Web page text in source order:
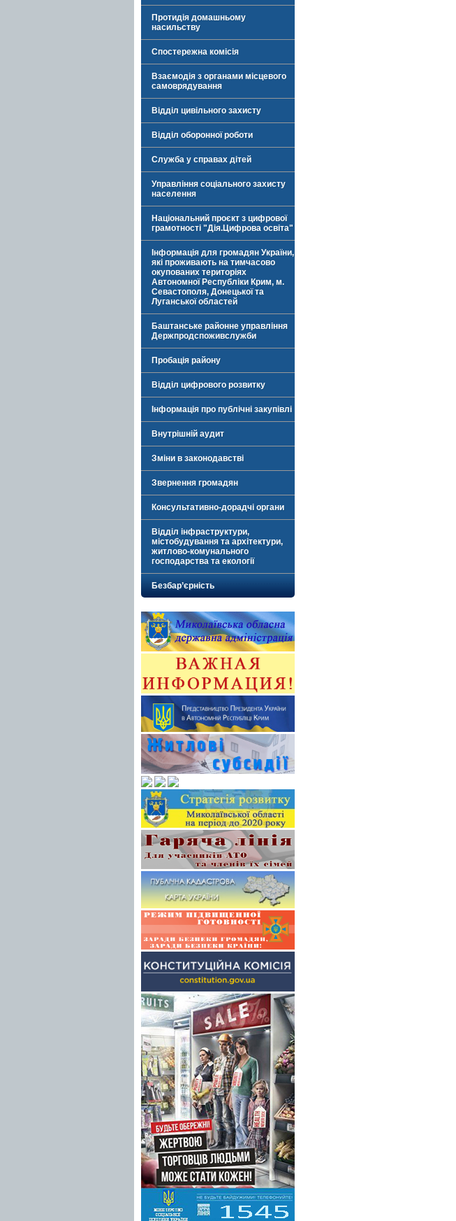
Протидія домашньому
насильству
Спостережна комісія
Взаємодія з органами місцевого
самоврядування
Відділ цивільного захисту
Відділ оборонної роботи
Служба у справах дітей
Управління соціального захисту
населення
Національний проєкт з цифрової
грамотності "Дія.Цифрова освіта"
Інформація для громадян України,
які проживають на тимчасово
окупованих територіях
Автономної Республіки Крим, м.
Севастополя, Донецької та
Луганської областей
Баштанське районне управління
Держпродспоживслужби
Пробація району
Відділ цифрового розвитку
Інформація про публічні закупівлі
Внутрішній аудит
Зміни в законодавстві
Звернення громадян
Консультативно-дорадчі органи
Відділ інфраструктури,
містобудування та архітектури,
житлово-комунального
господарства та екології
Безбар’єрність